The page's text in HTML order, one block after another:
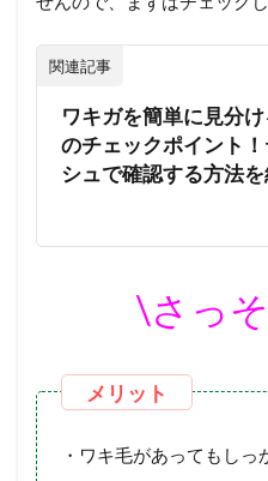
関連記事
ワキガを簡単に見分
のチェックポイント！
シュで確認する方法
\さっ
・ワキ毛があってもしっ